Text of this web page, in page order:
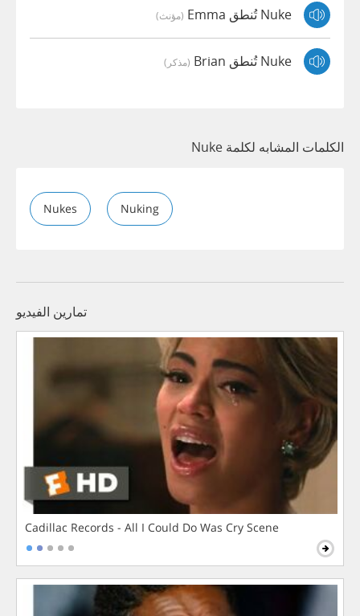
Nuke تُنطق Emma (مؤنث)
Nuke تُنطق Brian (مذكر)
الكلمات المشابه لكلمة Nuke
Nukes Nuking
تمارين الفيديو
Cadillac Records - All I Could Do Was Cry Scene